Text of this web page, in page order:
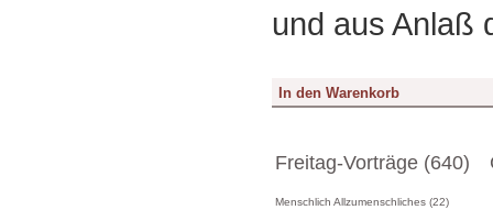
und aus Anlaß
Freitag-Vorträge (640)
Menschlich Allzumenschliches (22)